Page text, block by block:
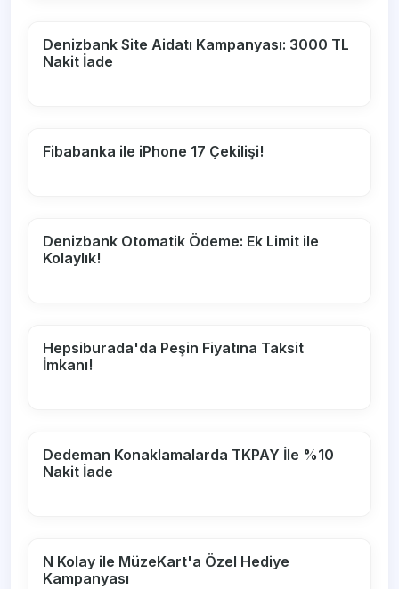
Denizbank Site Aidatı Kampanyası: 3000 TL
Nakit İade
Fibabanka ile iPhone 17 Çekilişi!
Denizbank Otomatik Ödeme: Ek Limit ile
Kolaylık!
Hepsiburada'da Peşin Fiyatına Taksit
İmkanı!
Dedeman Konaklamalarda TKPAY İle %10
Nakit İade
N Kolay ile MüzeKart'a Özel Hediye
Kampanyası